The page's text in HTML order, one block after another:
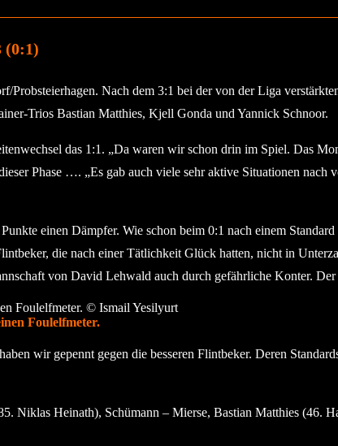
(0:1)
Probsteierhagen. Nach dem 3:1 bei der von der Liga
Trios Bastian Matthies, Kjell Gonda und Yannick Schnoor.
das 1:1. „Da waren wir schon drin im Spiel. Das
Phase …. „Es gab auch viele sehr aktive Situationen nach
einen Dämpfer. Wie schon beim 0:1 nach einem
die nach einer Tätlichkeit Glück hatten, nicht in
von David Lehwald auch durch gefährliche Konter.
Foulelfmeter.
wir gepennt gegen die besseren Flintbeker. Deren
Niklas Heinath), Schümann – Mierse, Bastian Matthies